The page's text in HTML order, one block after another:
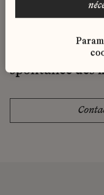
Vous n'avez
qui
Envoyez-nous
spontanée dès